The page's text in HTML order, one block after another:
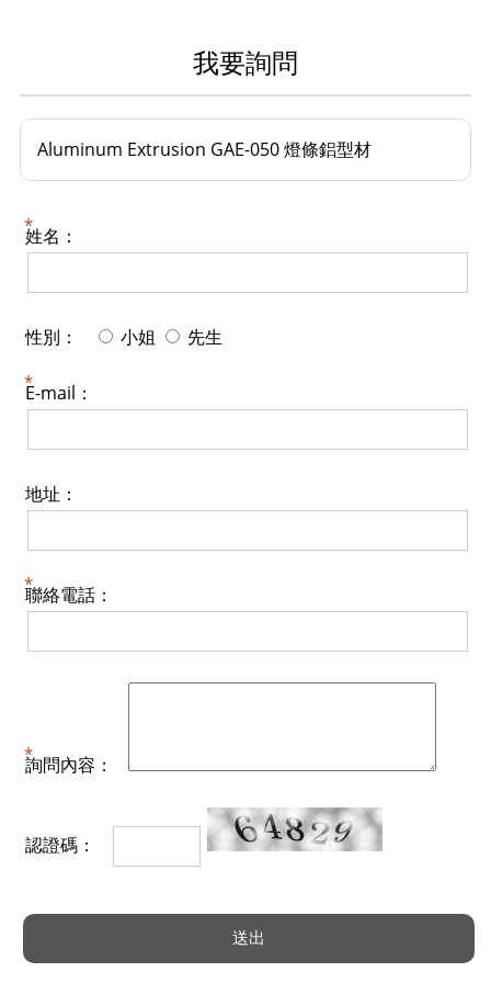
我要詢問
Aluminum Extrusion GAE-050 燈條鋁型材
姓名：
性別： 小姐 先生
E-mail：
地址：
聯絡電話：
詢問內容：
認證碼：